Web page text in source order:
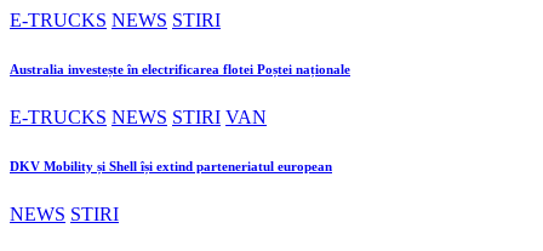
E-TRUCKS NEWS STIRI
Australia investește în electrificarea flotei Poștei naționale
E-TRUCKS NEWS STIRI VAN
DKV Mobility și Shell își extind parteneriatul european
NEWS STIRI